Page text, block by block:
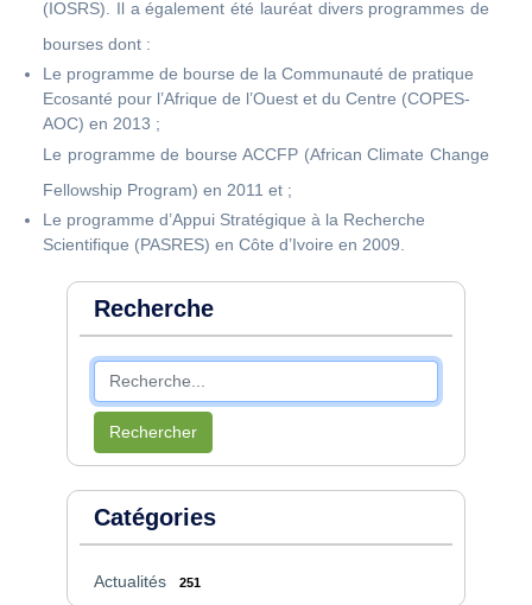
(IOSRS). Il a également été lauréat divers programmes de
bourses dont :
Le programme de bourse de la Communauté de pratique
Ecosanté pour l’Afrique de l’Ouest et du Centre (COPES-
AOC) en 2013 ;
Le programme de bourse ACCFP (African Climate Change
Fellowship Program) en 2011 et ;
Le programme d’Appui Stratégique à la Recherche
Scientifique (PASRES) en Côte d’Ivoire en 2009.
Recherche
Rechercher
Catégories
Actualités 251